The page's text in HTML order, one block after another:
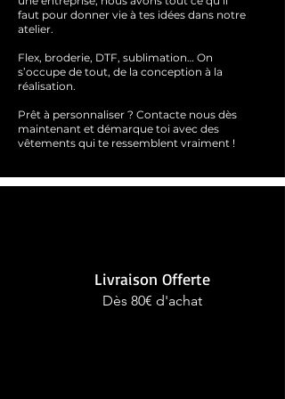
faut pour donner vie à tes idées dans notre
atelier.
Flex, broderie, DTF, sublimation… On
s’occupe de tout, de la conception à la
réalisation.
Prêt à personnaliser ? Contacte nous dès
maintenant et démarque toi avec des
vêtements qui te ressemblent vraiment !
Livraison Offerte
Dès 80€ d'achat